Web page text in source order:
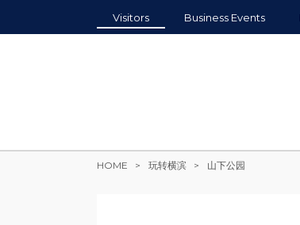
Visitors Business Events
HOME 玩转横滨 山下公园